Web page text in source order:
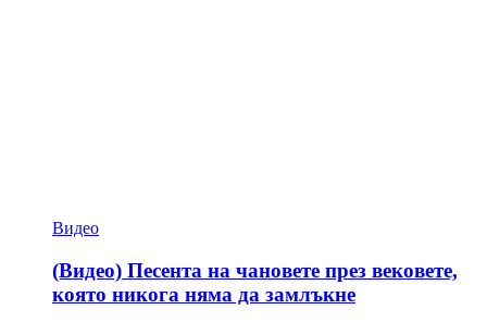
Видео
(Видео) Песента на чановете през вековете,
която никога няма да замлъкне